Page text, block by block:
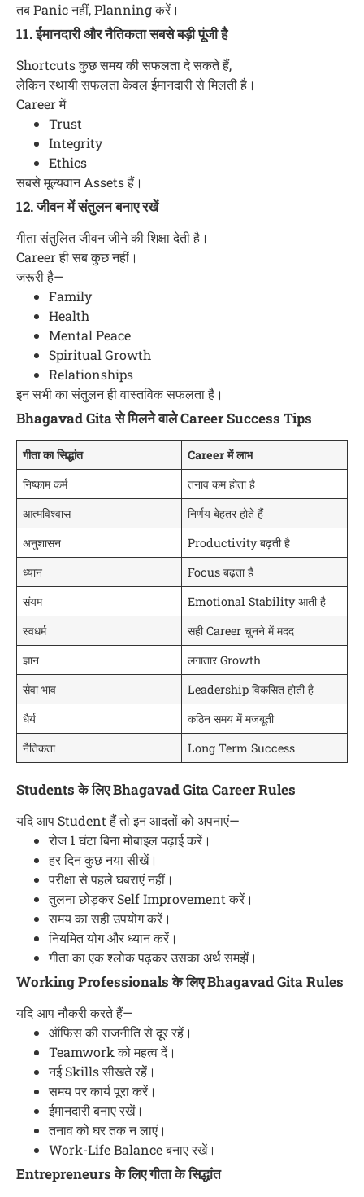
तब Panic नहीं, Planning करें।
11. ईमानदारी और नैतिकता सबसे बड़ी पूंजी है
Shortcuts कुछ समय की सफलता दे सकते हैं,
लेकिन स्थायी सफलता केवल ईमानदारी से मिलती है।
Career में
Trust
Integrity
Ethics
सबसे मूल्यवान Assets हैं।
12. जीवन में संतुलन बनाए रखें
गीता संतुलित जीवन जीने की शिक्षा देती है।
Career ही सब कुछ नहीं।
जरूरी है—
Family
Health
Mental Peace
Spiritual Growth
Relationships
इन सभी का संतुलन ही वास्तविक सफलता है।
Bhagavad Gita से मिलने वाले Career Success Tips
गीता का सिद्धांत
Career में लाभ
निष्काम कर्म
तनाव कम होता है
आत्मविश्वास
निर्णय बेहतर होते हैं
अनुशासन
Productivity बढ़ती है
ध्यान
Focus बढ़ता है
संयम
Emotional Stability आती है
स्वधर्म
सही Career चुनने में मदद
ज्ञान
लगातार Growth
सेवा भाव
Leadership विकसित होती है
धैर्य
कठिन समय में मजबूती
नैतिकता
Long Term Success
Students के लिए Bhagavad Gita Career Rules
यदि आप Student हैं तो इन आदतों को अपनाएं—
रोज 1 घंटा बिना मोबाइल पढ़ाई करें।
हर दिन कुछ नया सीखें।
परीक्षा से पहले घबराएं नहीं।
तुलना छोड़कर Self Improvement करें।
समय का सही उपयोग करें।
नियमित योग और ध्यान करें।
गीता का एक श्लोक पढ़कर उसका अर्थ समझें।
Working Professionals के लिए Bhagavad Gita Rules
यदि आप नौकरी करते हैं—
ऑफिस की राजनीति से दूर रहें।
Teamwork को महत्व दें।
नई Skills सीखते रहें।
समय पर कार्य पूरा करें।
ईमानदारी बनाए रखें।
तनाव को घर तक न लाएं।
Work-Life Balance बनाए रखें।
Entrepreneurs के लिए गीता के सिद्धांत